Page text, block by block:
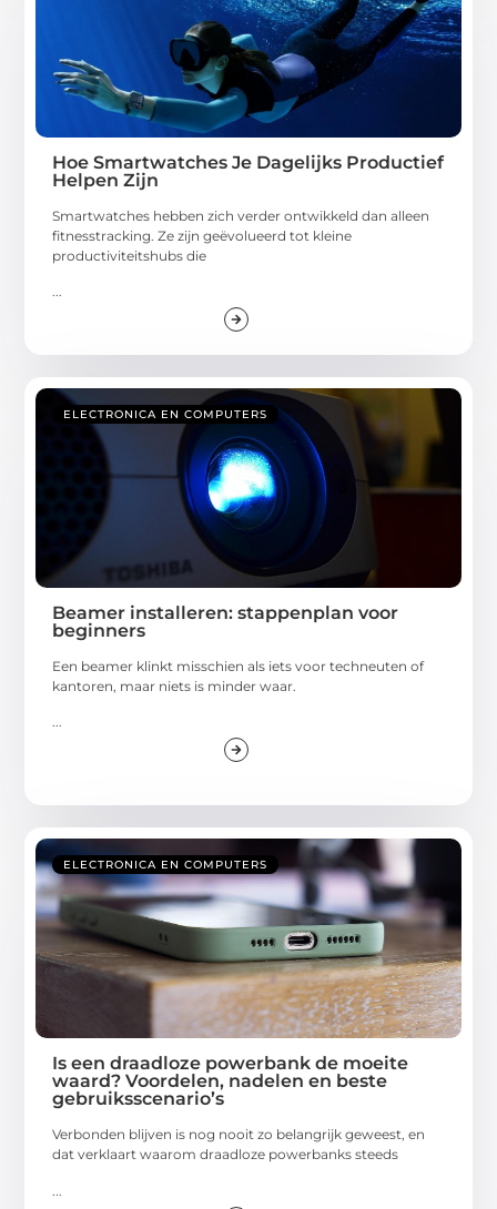
Hoe Smartwatches Je Dagelijks Productief
Helpen Zijn
Smartwatches hebben zich verder ontwikkeld dan alleen
fitnesstracking. Ze zijn geëvolueerd tot kleine
productiviteitshubs die
...
ELECTRONICA EN COMPUTERS
Beamer installeren: stappenplan voor
beginners
Een beamer klinkt misschien als iets voor techneuten of
kantoren, maar niets is minder waar.
...
ELECTRONICA EN COMPUTERS
Is een draadloze powerbank de moeite
waard? Voordelen, nadelen en beste
gebruiksscenario’s
Verbonden blijven is nog nooit zo belangrijk geweest, en
dat verklaart waarom draadloze powerbanks steeds